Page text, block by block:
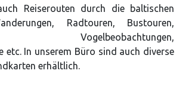
Reiserouten durch die baltischen
Radtouren, Bustouren,
Vogelbeobachtungen,
etc. In unserem Büro sind auch diverse
erhältlich.